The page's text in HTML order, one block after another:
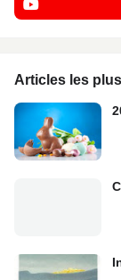
Articles les